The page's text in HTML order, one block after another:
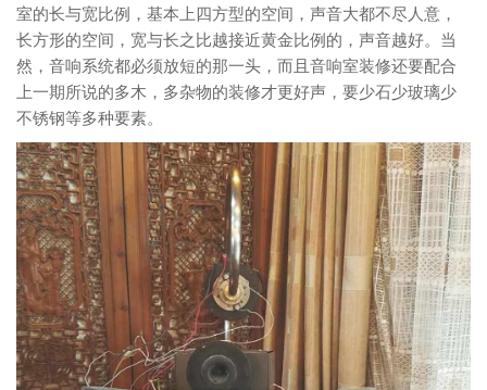
室的长与宽比例，基本上四方型的空间，声音大都不尽人意，
长方形的空间，宽与长之比越接近黄金比例的，声音越好。当
然，音响系统都必须放短的那一头，而且音响室装修还要配合
上一期所说的多木，多杂物的装修才更好声，要少石少玻璃少
不锈钢等多种要素。